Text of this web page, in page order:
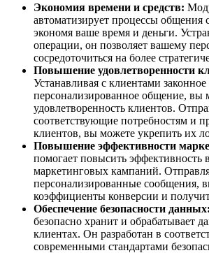
Экономия времени и средств:
автоматизирует процессы общения
экономя ваше время и деньги.
операции, он позволяет вашему
сосредоточиться на более
Повышение удовлетворенности
Устанавливая с клиентами законное
персонализированное общение, вы
удовлетворенность клиентов.
соответствующие потребностям и
клиентов, вы можете укрепить их
Повышение эффективности
помогает повысить эффективность
маркетинговых кампаний.
персонализированные сообщения,
коэффициенты конверсии и
Обеспечение безопасности данных:
безопасно хранит и обрабатывает
клиентах. Он разработан в
современными стандартами